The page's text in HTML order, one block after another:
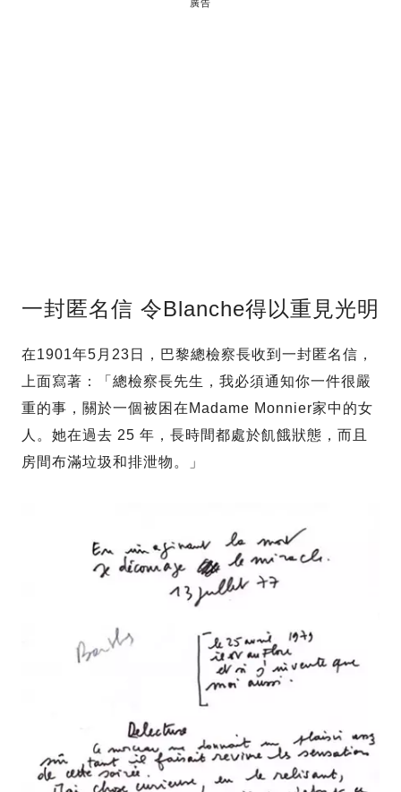
廣告
一封匿名信 令Blanche得以重見光明
在1901年5月23日，巴黎總檢察長收到一封匿名信，
上面寫著：「總檢察長先生，我必須通知你一件很嚴
重的事，關於一個被困在Madame Monnier家中的女
人。她在過去 25 年，長時間都處於飢餓狀態，而且
房間布滿垃圾和排泄物。」